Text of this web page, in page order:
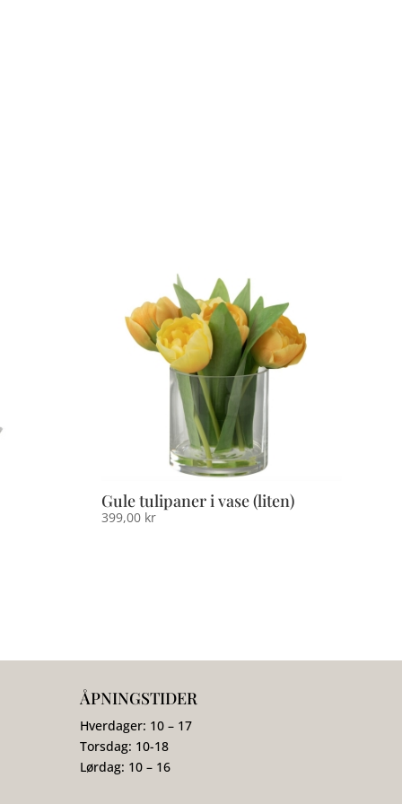
Gule tulipaner i vase (liten)
399,00 kr
ÅPNINGSTIDER
Hverdager: 10 – 17
Torsdag: 10-18
Lørdag: 10 – 16